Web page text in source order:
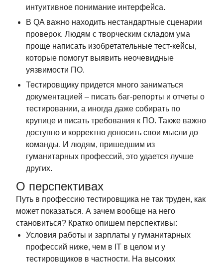
интуитивное понимание интерфейса.
В QA важно находить нестандартные сценарии
проверок. Людям с творческим складом ума
проще написать изобретательные тест-кейсы,
которые помогут выявить неочевидные
уязвимости ПО.
Тестировщику придется много заниматься
документацией – писать баг-репорты и отчеты о
тестировании, а иногда даже собирать по
крупице и писать требования к ПО. Также важно
доступно и корректно доносить свои мысли до
команды. И людям, пришедшим из
гуманитарных профессий, это удается лучше
других.
О перспективах
Путь в профессию тестировщика не так труден, как
может показаться. А зачем вообще на него
становиться? Кратко опишем перспективы:
Условия работы и зарплаты у гуманитарных
профессий ниже, чем в IT в целом и у
тестировщиков в частности. На высоких